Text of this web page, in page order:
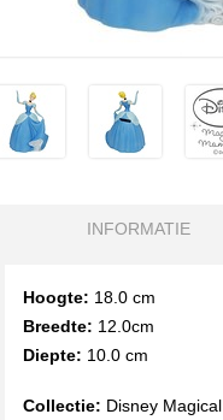
INFORMATIE
Hoogte: 18.0 cm
Breedte: 12.0cm
Diepte: 10.0 cm
Collectie: Disney